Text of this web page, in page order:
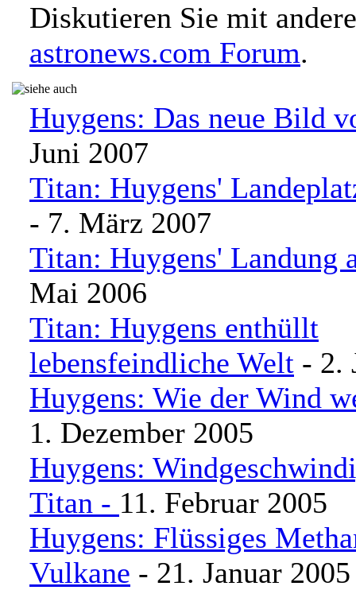
Diskutieren Sie mit
astronews.com Forum.
Huygens: Das neue Bild
Juni 2007
Titan: Huygens'
- 7. März 2007
Titan: Huygens'
Mai 2006
Titan: Huygens enthüllt
lebensfeindliche Welt - 2.
Huygens: Wie der Wind
1. Dezember 2005
Huygens:
Titan - 11. Februar 2005
Huygens: Flüssiges
Vulkane - 21. Januar 2005